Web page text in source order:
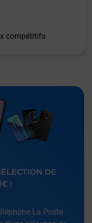
compétitifs
DE
!
La Poste